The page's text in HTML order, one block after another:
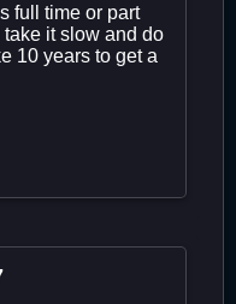
full time or part
take it slow and do
10 years to get a